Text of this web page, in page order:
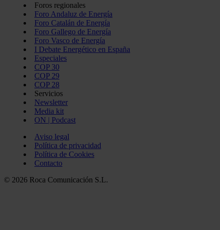
Foros regionales
Foro Andaluz de Energía
Foro Catalán de Energía
Foro Gallego de Energía
Foro Vasco de Energía
I Debate Energético en España
Especiales
COP 30
COP 29
COP 28
Servicios
Newsletter
Media kit
ON | Podcast
Aviso legal
Política de privacidad
Política de Cookies
Contacto
© 2026 Roca Comunicación S.L.